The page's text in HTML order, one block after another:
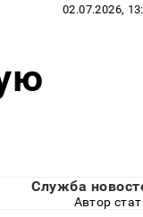
02.07.2026,
Служба
Автор